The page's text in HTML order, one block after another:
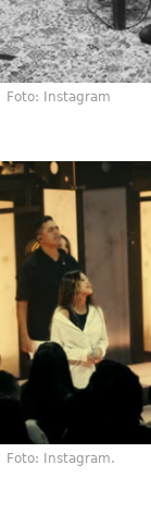
Foto: Instagram
Foto: Instagram.